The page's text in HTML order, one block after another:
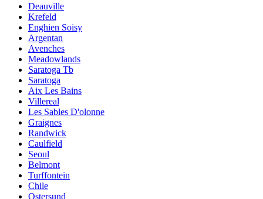
Deauville
Krefeld
Enghien Soisy
Argentan
Avenches
Meadowlands
Saratoga Tb
Saratoga
Aix Les Bains
Villereal
Les Sables D'olonne
Graignes
Randwick
Caulfield
Seoul
Belmont
Turffontein
Chile
Ostersund